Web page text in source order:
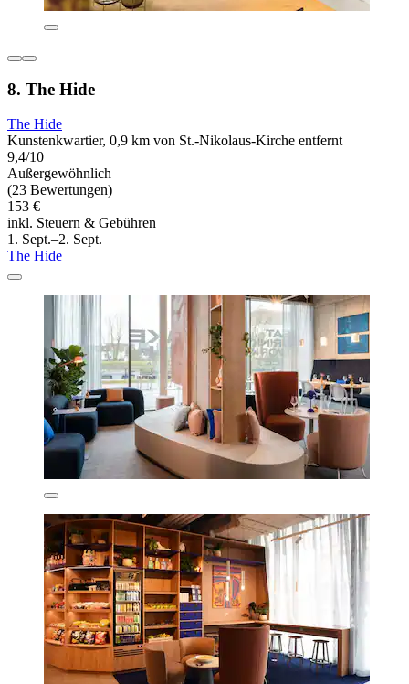
8. The Hide
The Hide
Kunstenkwartier, 0,9 km von St.-Nikolaus-Kirche entfernt
9,4/10
Außergewöhnlich
(23 Bewertungen)
153 €
inkl. Steuern & Gebühren
1. Sept.–2. Sept.
The Hide